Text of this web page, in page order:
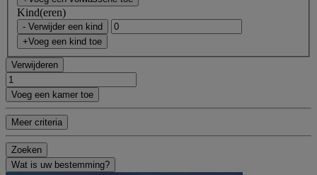
Kind(eren)
- Verwijder een kind
+Voeg een kind toe
Verwijderen
Voeg een kamer toe
Meer criteria
Zoeken
Wat is uw bestemming?